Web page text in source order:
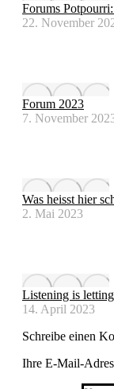
Forums
22. November
Forum 2023
7. November
Was heisst hier
2. Mai 2023
Listening is
14. April 2023
Schreibe einen
Ihre E-Mail-